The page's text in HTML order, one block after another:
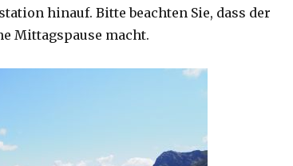
hinauf. Bitte beachten Sie, dass der
Mittagspause macht.